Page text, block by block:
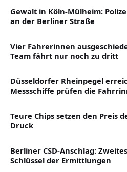
Gewalt in Köln-Mülheim:
an der Berliner Straße
Vier Fahrerinnen
Team fährt nur noch zu dritt
Düsseldorfer Rheinpegel
Messschiffe prüfen die
Teure Chips setzen den Preis
Druck
Berliner CSD-Anschlag:
Schlüssel der Ermittlungen